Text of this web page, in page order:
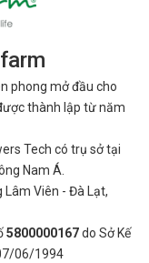
phong mở đầu cho
thành lập từ năm
Tech có trụ sở tại
Nam Á.
Lâm Viên - Đà Lạt,
5800000167do Sở Kế
06/1994